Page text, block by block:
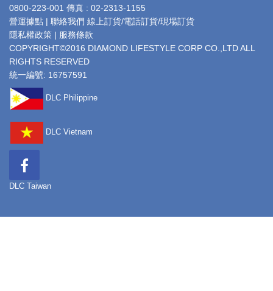
0800-223-001 傳真 : 02-2313-1155
營運據點 | 聯絡我們 線上訂貨/電話訂貨/現場訂貨
隱私權政策 | 服務條款
COPYRIGHT©2016 DIAMOND LIFESTYLE CORP CO.,LTD ALL
RIGHTS RESERVED
統一編號: 16757591
DLC Philippine
DLC Vietnam
DLC Taiwan